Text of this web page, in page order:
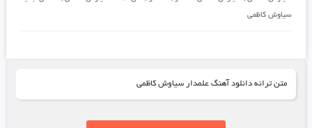
سیاوش کاظمی
متن ترانه دانلود آهنگ علمدار سیاوش کاظمی